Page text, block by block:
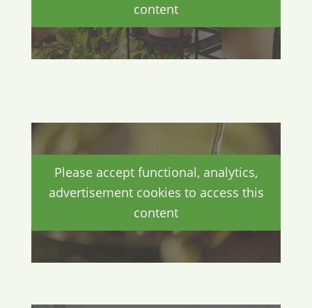
content
Please accept functional, analytics,
advertisement cookies to access this
content